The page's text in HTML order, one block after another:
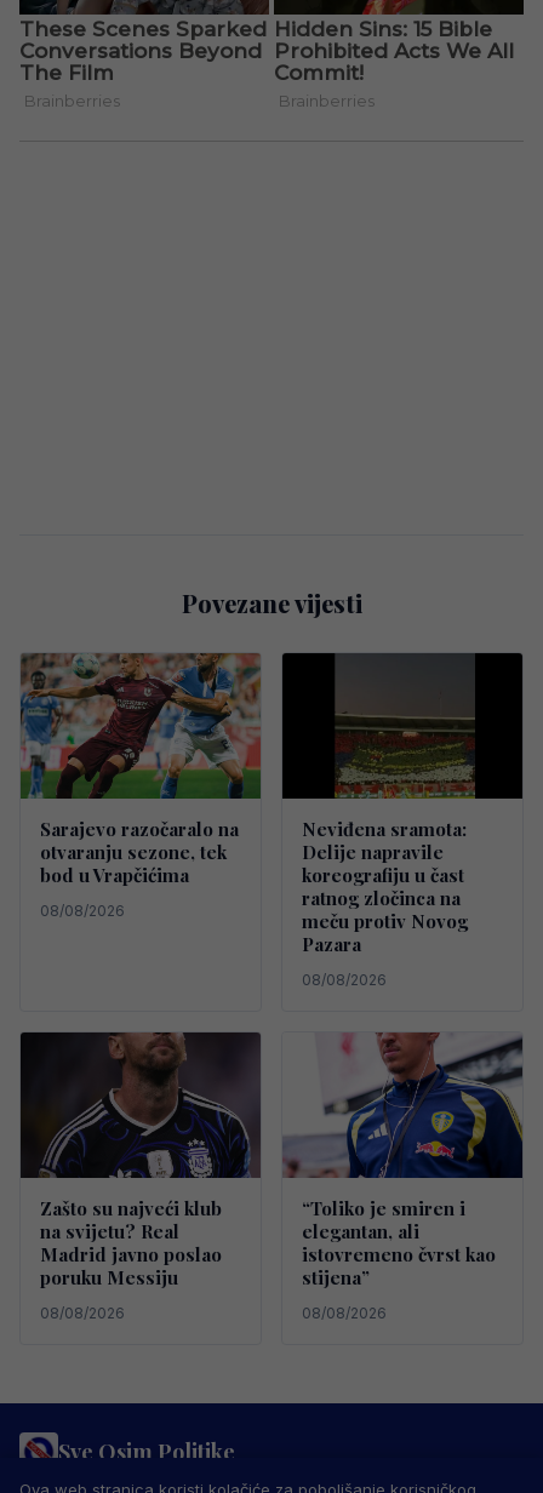
Povezane vijesti
Sarajevo razočaralo na
otvaranju sezone, tek
bod u Vrapčićima
08/08/2026
Neviđena sramota:
Delije napravile
koreografiju u čast
ratnog zločinca na
meču protiv Novog
Pazara
08/08/2026
Zašto su najveći klub
na svijetu? Real
Madrid javno poslao
poruku Messiju
08/08/2026
“Toliko je smiren i
elegantan, ali
istovremeno čvrst kao
stijena”
08/08/2026
Sve Osim Politike
PRAVILA PRIVATNOSTIMARKETING USLOVI KORIŠTENJA